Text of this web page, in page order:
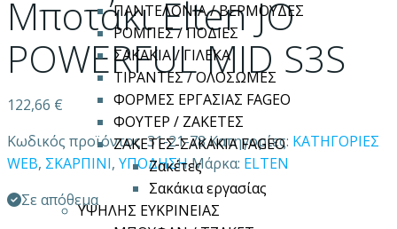
ΠΑΝΤΕΛΟΝΙΑ / ΒΕΡΜΟΥΔΕΣ
ΡΟΜΠΕΣ / ΠΟΔΙΕΣ
ΣΑΚΑΚΙΑ / ΓΙΛΕΚΑ
ΤΙΡΑΝΤΕΣ / ΟΛΟΣΩΜΕΣ
ΦΟΡΜΕΣ ΕΡΓΑΣΙΑΣ FAGEO
ΦΟΥΤΕΡ / ΖΑΚΕΤΕΣ
ΖΑΚΕΤΕΣ-ΣΑΚΑΚΙΑ FAGEO
Ζακέτες
Σακάκια εργασίας
ΥΨΗΛΗΣ ΕΥΚΡΙΝΕΙΑΣ
Μποτάκι Elten JO
POWERFUL MID S3S
122,66 €
Κωδικός προϊόντος:31-21-78Κατηγορίες: ΚΑΤΗΓΟΡΙΕΣ
WEB, ΣΚΑΡΠΙΝΙ, ΥΠΟΔΗΣΗΜάρκα: ELTEN
Σε απόθεμα